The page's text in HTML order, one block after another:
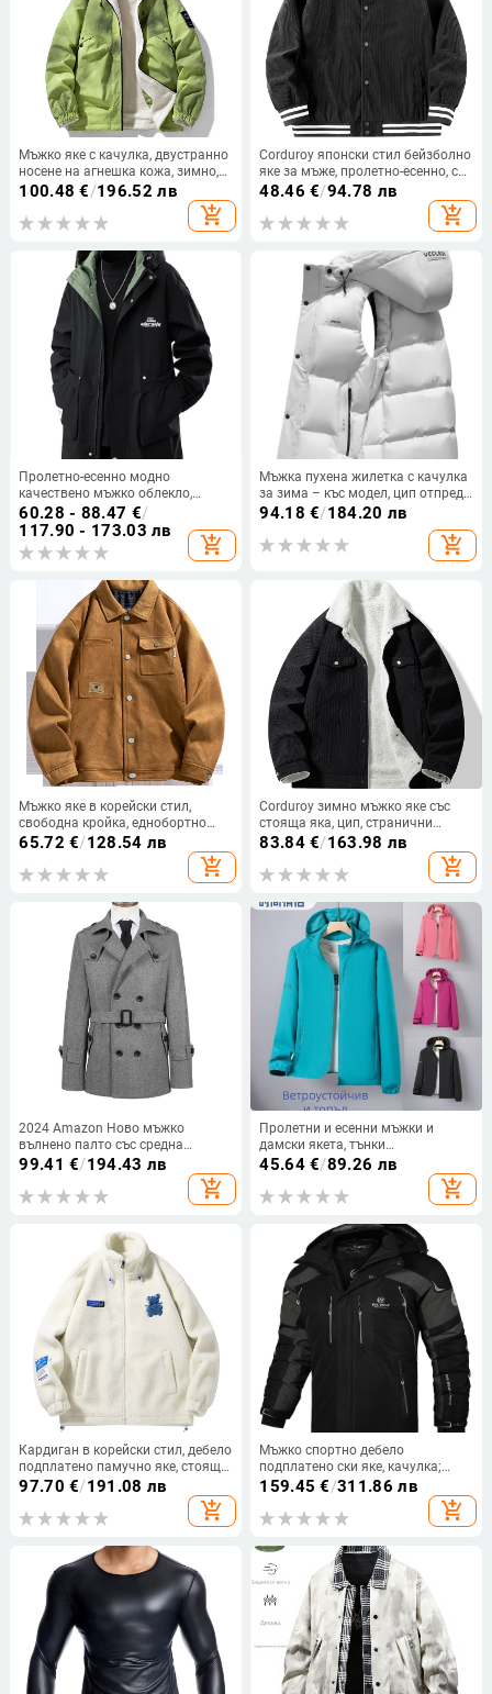
Мъжко яке с качулка, двустранно
носене на агнешка кожа, зимно,
ново, свободно, с качулка и
100.48 €/196.52 лв
add_shopping_cart
Corduroy японски стил бейзболно
яке за мъже, пролетно-есенно, с
цип и качулка
48.46 €/94.78 лв
add_shopping_cart
Пролетно-есенно модно
качествено мъжко облекло,
красиво универсално палто с
качулка, пухкаво мъжко яке с
покритие, голям размер,
свободно, със средна дължина
60.28 - 88.47 €/
117.90 - 173.03 лв
add_shopping_cart
Мъжка пухена жилетка с качулка
за зима – къс модел, цип отпред,
стояща яка, дебела материя,
пълнеж: пух от патица, обем пух
600, антибактериална и
94.18 €/184.20 лв
add_shopping_cart
Мъжко яке в корейски стил,
свободна кройка, еднобортно
закопчаване, едноцветно, дълги
полиестерна външна материя и
ветроустойчиво,
износоустойчиво, висока
цветоустойчивост
65.72 €/128.54 лв
add_shopping_cart
Corduroy зимно мъжко яке със
стояща яка, цип, странични
джобове, свободен силует,
83.84€/163.98 лв
add_shopping_cart
2024 Amazon Ново мъжко
вълнено палто със средна
дължина, едноцветно, просто
тренчкот, мъжки топ
99.41 €/194.43 лв
add_shopping_cart
Пролетни и есенни мъжки и
дамски якета, тънки
ветроустойчиви и водоустойчиви
якета за двойки с голям размер,
ежедневни якета за
45.64€/89.26 лв
add_shopping_cart
Кардиган в корейски стил, дебело
подплатено памучно яке, стояща
яка, цип и странични джобове
97.70 €/191.08 лв
add_shopping_cart
Мъжко спортно дебело
подплатено ски яке, качулка;
пълнител памук; външна
материя полиестер; подплата
полиестер; прилепнал модел
159.45 €/311.86 лв
add_shopping_cart